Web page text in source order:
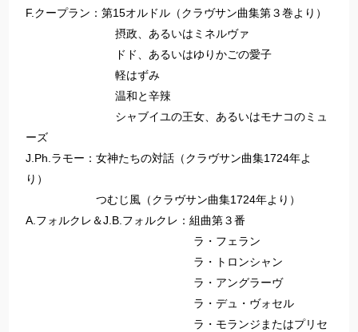
F.クープラン：第15オルドル（クラヴサン曲集第３巻より）
摂政、あるいはミネルヴァ
ドド、あるいはゆりかごの愛子
軽はずみ
温和と辛辣
シャブイユの王女、あるいはモナコのミュ
ーズ
J.Ph.ラモー：女神たちの対話（クラヴサン曲集1724年よ
り）
つむじ風（クラヴサン曲集1724年より）
A.フォルクレ＆J.B.フォルクレ：組曲第３番
ラ・フェラン
ラ・トロンシャン
ラ・アングラーヴ
ラ・デュ・ヴォセル
ラ・モランジまたはプリセ